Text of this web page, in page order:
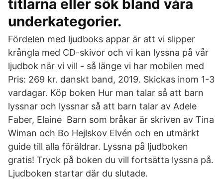
titlarna eller sök bland våra
underkategorier.
Fördelen med ljudboks appar är att vi slipper
krångla med CD-skivor och vi kan lyssna på vår
ljudbok när vi vill - så länge vi har mobilen med
Pris: 269 kr. danskt band, 2019. Skickas inom 1-3
vardagar. Köp boken Hur man talar så att barn
lyssnar och lyssnar så att barn talar av Adele
Faber, Elaine Barn som bråkar är skriven av Tina
Wiman och Bo Hejlskov Elvén och en utmärkt
guide till alla föräldrar. Lyssna på ljudboken
gratis! Tryck på boken du vill fortsätta lyssna på.
Ljudboken startar där du slutade.